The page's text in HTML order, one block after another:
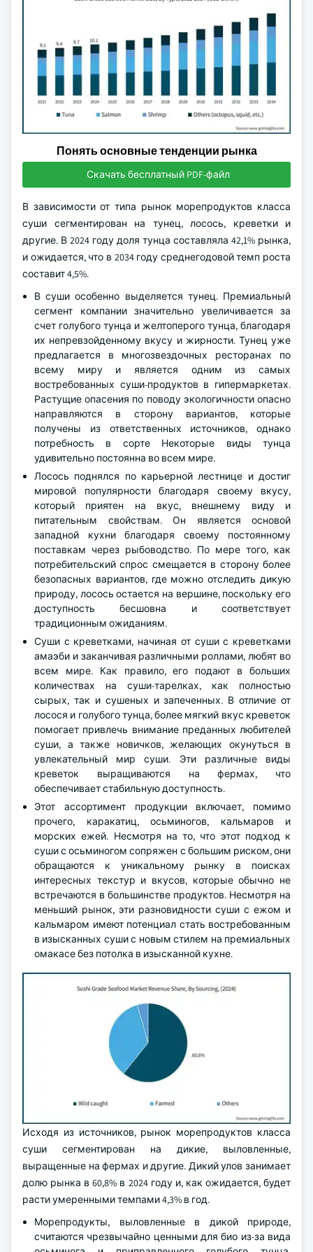
Понять основные тенденции рынка
Скачать бесплатный PDF-файл
В зависимости от типа рынок морепродуктов класса
суши сегментирован на тунец, лосось, креветки и
другие. В 2024 году доля тунца составляла 42,1% рынка,
и ожидается, что в 2034 году среднегодовой темп роста
составит 4,5%.
В суши особенно выделяется тунец. Премиальный
сегмент компании значительно увеличивается за
счет голубого тунца и желтоперого тунца, благодаря
их непревзойденному вкусу и жирности. Тунец уже
предлагается в многозвездочных ресторанах по
всему миру и является одним из самых
востребованных суши-продуктов в гипермаркетах.
Растущие опасения по поводу экологичности опасно
направляются в сторону вариантов, которые
получены из ответственных источников, однако
потребность в сорте Некоторые виды тунца
удивительно постоянна во всем мире.
Лосось поднялся по карьерной лестнице и достиг
мировой популярности благодаря своему вкусу,
который приятен на вкус, внешнему виду и
питательным свойствам. Он является основой
западной кухни благодаря своему постоянному
поставкам через рыбоводство. По мере того, как
потребительский спрос смещается в сторону более
безопасных вариантов, где можно отследить дикую
природу, лосось остается на вершине, поскольку его
доступность бесшовна и соответствует
традиционным ожиданиям.
Суши с креветками, начиная от суши с креветками
амаэби и заканчивая различными роллами, любят во
всем мире. Как правило, его подают в больших
количествах на суши-тарелках, как полностью
сырых, так и сушеных и запеченных. В отличие от
лосося и голубого тунца, более мягкий вкус креветок
помогает привлечь внимание преданных любителей
суши, а также новичков, желающих окунуться в
увлекательный мир суши. Эти различные виды
креветок выращиваются на фермах, что
обеспечивает стабильную доступность.
Этот ассортимент продукции включает, помимо
прочего, каракатиц, осьминогов, кальмаров и
морских ежей. Несмотря на то, что этот подход к
суши с осьминогом сопряжен с большим риском, они
обращаются к уникальному рынку в поисках
интересных текстур и вкусов, которые обычно не
встречаются в большинстве продуктов. Несмотря на
меньший рынок, эти разновидности суши с ежом и
кальмаром имеют потенциал стать востребованным
в изысканных суши с новым стилем на премиальных
омакасе без потолка в изысканной кухне.
Исходя из источников, рынок морепродуктов класса
суши сегментирован на дикие, выловленные,
выращенные на фермах и другие. Дикий улов занимает
долю рынка в 60,8% в 2024 году и, как ожидается, будет
расти умеренными темпами 4,3% в год.
Морепродукты, выловленные в дикой природе,
считаются чрезвычайно ценными для био из-за вида